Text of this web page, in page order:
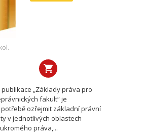
„Základy práva pro
fakult“ je
ozřejmit základní právní
v jednotlivých oblastech
práva,...